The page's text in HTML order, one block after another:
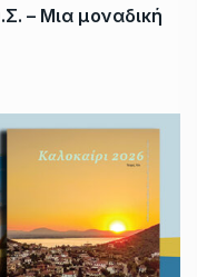
– Μια μοναδική